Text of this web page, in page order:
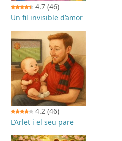
4.7 (46)
Un fil invisible d’amor
4.2 (46)
L’Arlet i el seu pare